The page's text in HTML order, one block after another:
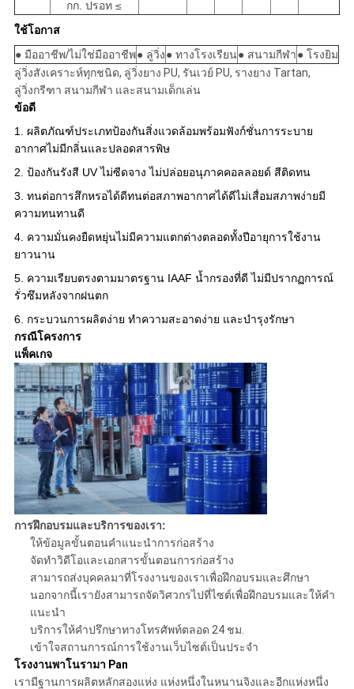
กก. ปรอท ≤
ใช้โอกาส
● มืออาชีพ/ไม่ใช่มืออาชีพ● ลู่วิ่ง● ทางโรงเรียน● สนามกีฬา● โรงยิม
ลู่วิ่งสังเคราะห์ทุกชนิด, ลู่วิ่งยาง PU, รันเวย์ PU, รางยาง Tartan,
ลู่วิ่งกรีฑา สนามกีฬา และสนามเด็กเล่น
ข้อดี
1. ผลิตภัณฑ์ประเภทป้องกันสิ่งแวดล้อมพร้อมฟังก์ชั่นการระบาย
อากาศไม่มีกลิ่นและปลอดสารพิษ
2. ป้องกันรังสี UV ไม่ซีดจาง ไม่ปล่อยอนุภาคคอลลอยด์ สีติดทน
3. ทนต่อการสึกหรอได้ดีทนต่อสภาพอากาศได้ดีไม่เสื่อมสภาพง่ายมี
ความทนทานดี
4. ความมั่นคงยืดหยุ่นไม่มีความแตกต่างตลอดทั้งปีอายุการใช้งาน
ยาวนาน
5. ความเรียบตรงตามมาตรฐาน IAAF น้ำกรองที่ดี ไม่มีปรากฏการณ์
รั่วซึมหลังจากฝนตก
6. กระบวนการผลิตง่าย ทำความสะอาดง่าย และบำรุงรักษา
กรณีโครงการ
แพ็คเกจ
การฝึกอบรมและบริการของเรา:
ให้ข้อมูลขั้นตอนคำแนะนำการก่อสร้าง
จัดทำวิดีโอและเอกสารขั้นตอนการก่อสร้าง
สามารถส่งบุคคลมาที่โรงงานของเราเพื่อฝึกอบรมและศึกษา
นอกจากนี้เรายังสามารถจัดวิศวกรไปที่ไซต์เพื่อฝึกอบรมและให้คำ
แนะนำ
บริการให้คำปรึกษาทางโทรศัพท์ตลอด 24 ชม.
เข้าใจสถานการณ์การใช้งานเว็บไซต์เป็นประจำ
โรงงานพาโนรามา Pan
เรามีฐานการผลิตหลักสองแห่ง แห่งหนึ่งในหนานจิงและอีกแห่งหนึ่ง